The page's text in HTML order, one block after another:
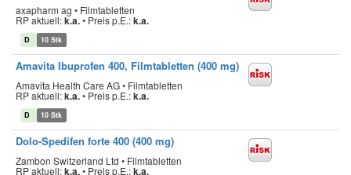
axapharm ag • Filmtabletten
RP aktuell:k.a.• Preis p.E.:k.a.
D 10 Stk
Amavita Ibuprofen 400, Filmtabletten (400 mg)
Amavita Health Care AG • Filmtabletten
RP aktuell:k.a.• Preis p.E.:k.a.
D 10 Stk
Dolo-Spedifen forte 400 (400 mg)
Zambon Switzerland Ltd • Filmtabletten
RP aktuell:k.a.• Preis p.E.:k.a.